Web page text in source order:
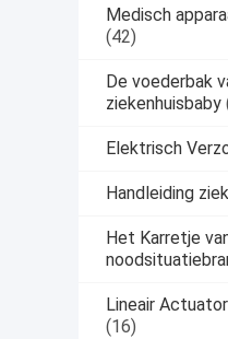
Medisch
(42)
De voederbak
ziekenhuisbaby
Elektrisch
Handleiding
Het Karretje
Lineair
(16)